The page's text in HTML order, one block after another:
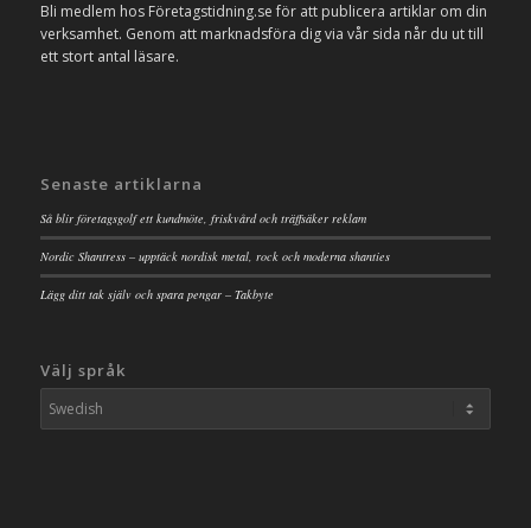
Bli medlem hos Företagstidning.se för att publicera artiklar om din
verksamhet. Genom att marknadsföra dig via vår sida når du ut till
ett stort antal läsare.
Senaste artiklarna
Så blir företagsgolf ett kundmöte, friskvård och träffsäker reklam
Nordic Shantress – upptäck nordisk metal, rock och moderna shanties
Lägg ditt tak själv och spara pengar – Takbyte
Välj språk